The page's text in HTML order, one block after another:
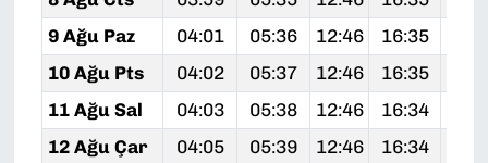
9 Ağu Paz
04:01 05:36 12:46 16:35
10 Ağu Pts
04:02 05:37 12:46 16:35
11 Ağu Sal
04:03 05:38 12:46 16:34
12 Ağu Çar
04:05 05:39 12:46 16:34